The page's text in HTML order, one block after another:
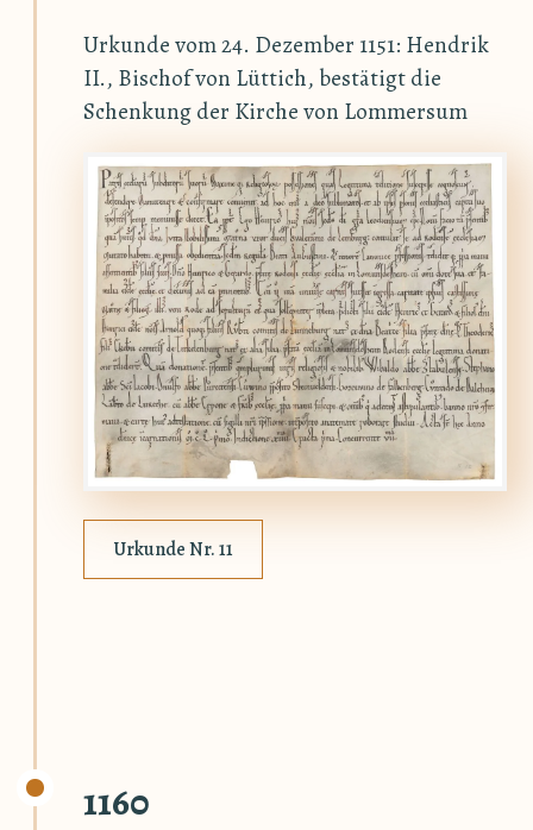
Urkunde vom 24. Dezember 1151: Hendrik
II., Bischof von Lüttich, bestätigt die
Schenkung der Kirche von Lommersum
Urkunde Nr. 11
1160